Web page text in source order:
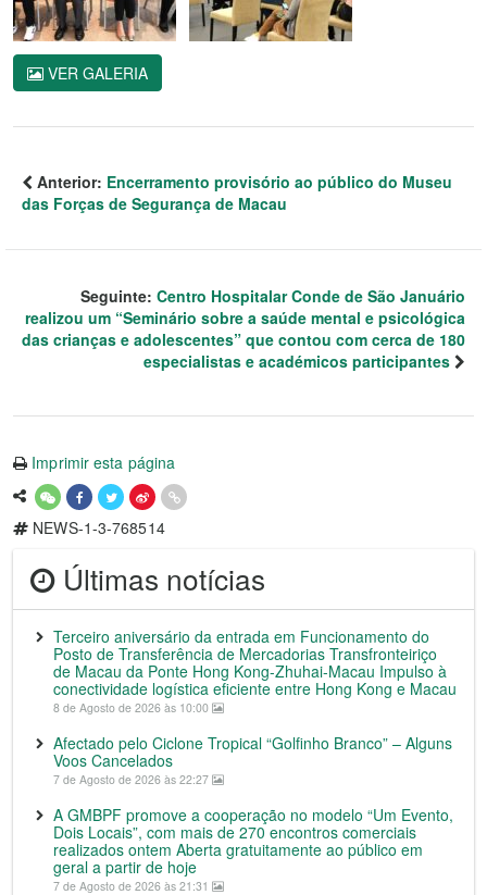
VER GALERIA
Anterior: Encerramento provisório ao público do Museu
das Forças de Segurança de Macau
Seguinte: Centro Hospitalar Conde de São Januário
realizou um “Seminário sobre a saúde mental e psicológica
das crianças e adolescentes” que contou com cerca de 180
especialistas e académicos participantes
Imprimir esta página
NEWS-1-3-768514
Últimas notícias
Terceiro aniversário da entrada em Funcionamento do
Posto de Transferência de Mercadorias Transfronteiriço
de Macau da Ponte Hong Kong-Zhuhai-Macau Impulso à
conectividade logística eficiente entre Hong Kong e Macau
8 de Agosto de 2026 às 10:00
Afectado pelo Ciclone Tropical “Golfinho Branco” – Alguns
Voos Cancelados
7 de Agosto de 2026 às 22:27
A GMBPF promove a cooperação no modelo “Um Evento,
Dois Locais”, com mais de 270 encontros comerciais
realizados ontem Aberta gratuitamente ao público em
geral a partir de hoje
7 de Agosto de 2026 às 21:31